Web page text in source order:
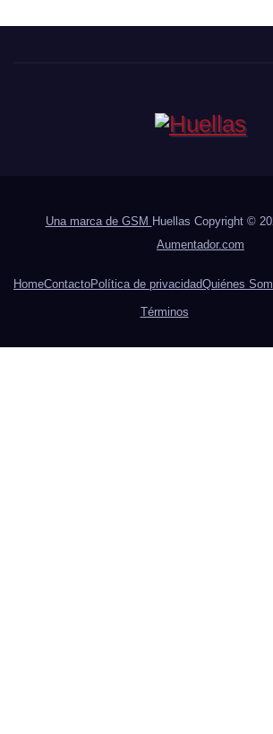
Una marca de GSM Huellas Copyright ©
Aumentador.com
HomeContactoPolítica de privacidad
Términos
Quiénes